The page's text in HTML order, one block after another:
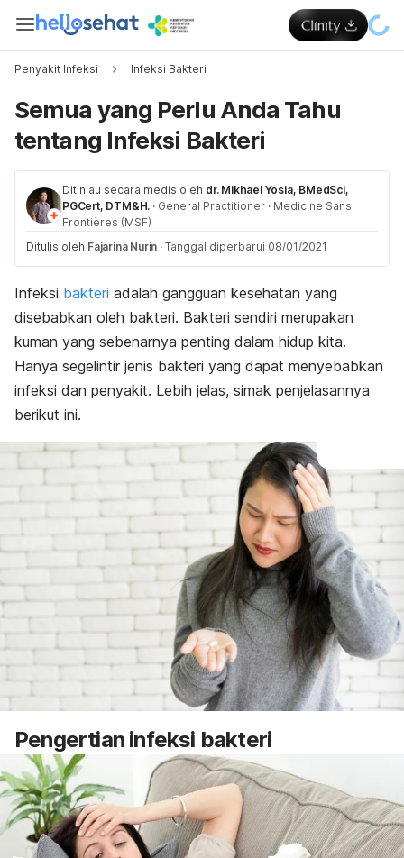
Penyakit Infeksi Infeksi Bakteri
Semua yang Perlu Anda Tahu
tentang Infeksi Bakteri
Ditinjau secara medis oleh dr. Mikhael Yosia, BMedSci,
PGCert, DTM&H. · General Practitioner · Medicine Sans
Frontières (MSF)
Ditulis oleh Fajarina Nurin · Tanggal diperbarui 08/01/2021
Infeksi bakteri adalah gangguan kesehatan yang
disebabkan oleh bakteri. Bakteri sendiri merupakan
kuman yang sebenarnya penting dalam hidup kita.
Hanya segelintir jenis bakteri yang dapat menyebabkan
infeksi dan penyakit. Lebih jelas, simak penjelasannya
berikut ini.
Pengertian infeksi bakteri